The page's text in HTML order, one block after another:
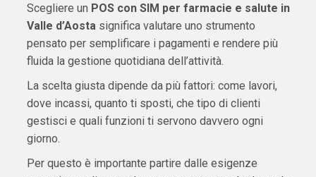
Scegliere un POS con SIM per farmacie e salute in
Valle d’Aostasignifica valutare uno strumento
pensato per semplificare i pagamenti e rendere più
fluida la gestione quotidiana dell’attività.
La scelta giusta dipende da più fattori: come lavori,
dove incassi, quanto ti sposti, che tipo di clienti
gestisci e quali funzioni ti servono davvero ogni
giorno.
Per questo è importante partire dalle esigenze